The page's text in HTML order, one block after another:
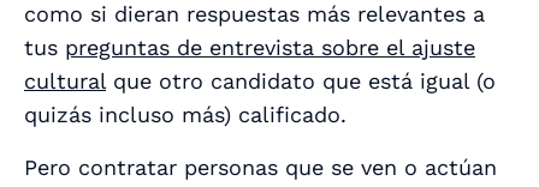
como si dieran respuestas más relevantes a
tus preguntas de entrevista sobre el ajuste
cultural que otro candidato que está igual (o
quizás incluso más) calificado.
Pero contratar personas que se ven o actúan